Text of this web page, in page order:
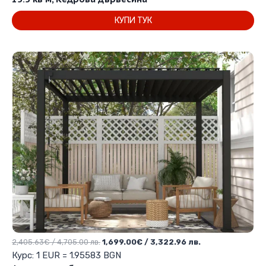
/
8,120.00 лв..
/
КУПИ ТУК
2,405.63€/ 4,705.00 лв. Original
price
1,699.00€ / 3,322.96 лв.
Курс: 1 EUR = 1.95583 BGN